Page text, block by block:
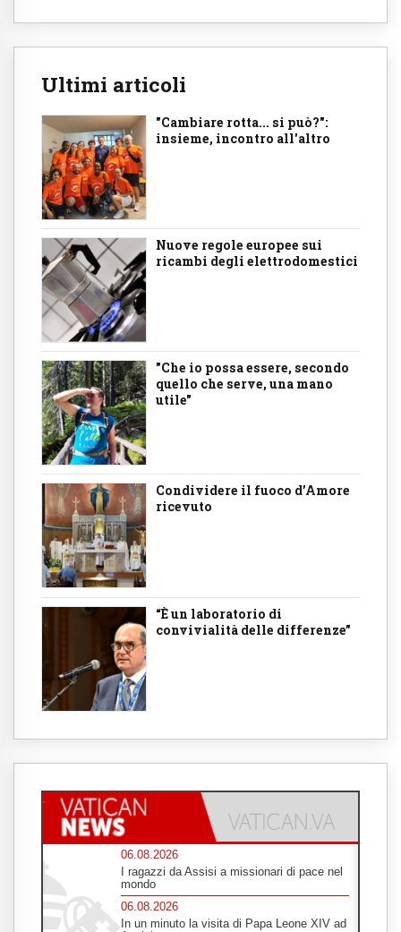
Ultimi articoli
"Cambiare rotta... si può?":
insieme, incontro all'altro
Nuove regole europee sui
ricambi degli elettrodomestici
"Che io possa essere, secondo
quello che serve, una mano
utile"
Condividere il fuoco d’Amore
ricevuto
“È un laboratorio di
convivialità delle differenze”
06.08.2026
I ragazzi da Assisi a missionari di pace nel
mondo
06.08.2026
In un minuto la visita di Papa Leone XIV ad